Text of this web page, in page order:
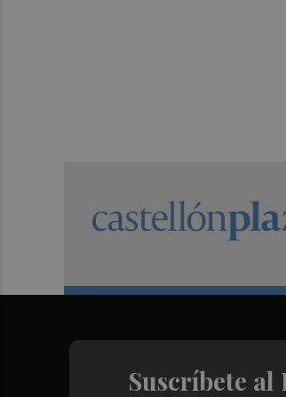
Suscríbete al